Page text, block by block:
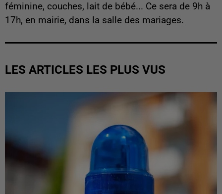
féminine, couches, lait de bébé... Ce sera de 9h à
17h, en mairie, dans la salle des mariages.
LES ARTICLES LES PLUS VUS